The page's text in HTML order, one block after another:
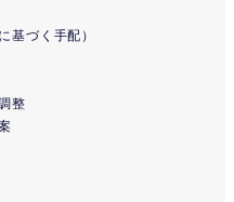
基づく手配）
整